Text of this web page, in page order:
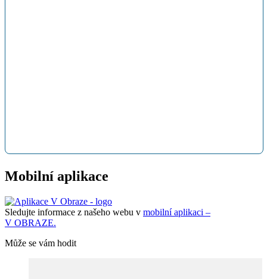
Mobilní aplikace
Sledujte informace z našeho webu v mobilní aplikaci –
V OBRAZE.
Může se vám hodit